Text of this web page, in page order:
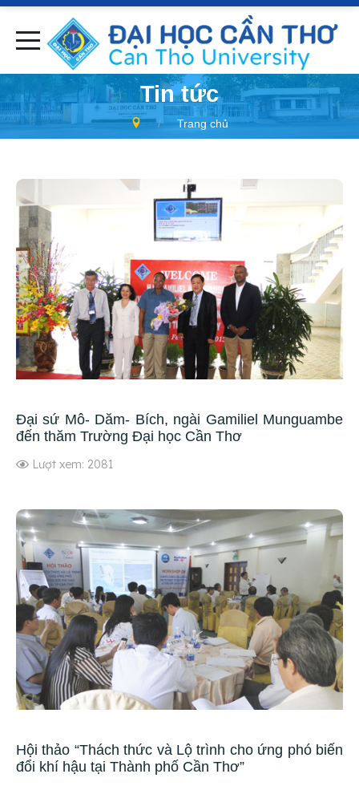
Tin tức
Trang chủ
Đại sứ Mô- Dăm- Bích, ngài Gamiliel Munguambe
đến thăm Trường Đại học Cần Thơ
Lượt xem: 2081
Hội thảo “Thách thức và Lộ trình cho ứng phó biến
đổi khí hậu tại Thành phố Cần Thơ”